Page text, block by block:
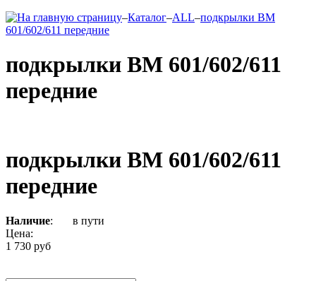
–Каталог–ALL–подкрылки ВМ
601/602/611 передние
подкрылки ВМ 601/602/611
передние
подкрылки ВМ 601/602/611
передние
Наличие:
в пути
Цена:
1 730 руб